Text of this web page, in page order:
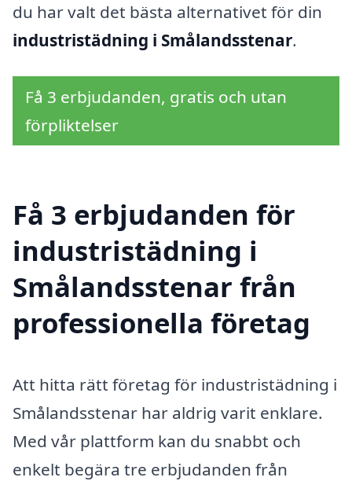
du har valt det bästa alternativet för din
industristädning i Smålandsstenar.
Få 3 erbjudanden, gratis och utan
förpliktelser
Få 3 erbjudanden för
industristädning i
Smålandsstenar från
professionella företag
Att hitta rätt företag för industristädning i
Smålandsstenar har aldrig varit enklare.
Med vår plattform kan du snabbt och
enkelt begära tre erbjudanden från